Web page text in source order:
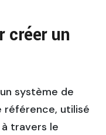
créer un
système de
référence, utilisé
travers le